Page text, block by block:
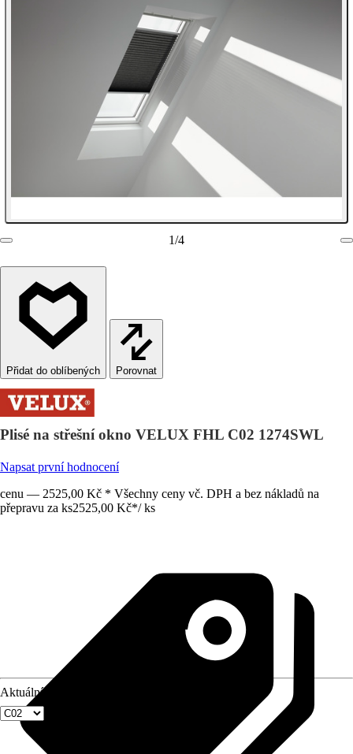
1/4
Porovnat
Plisé na střešní okno VELUX FHL C02 1274SWL
Napsat první hodnocení
cenu — 2525,00 Kč * Všechny ceny vč. DPH a bez nákladů na
přepravu za ks2525,00 Kč*/ ks
Aktuální velikost okna